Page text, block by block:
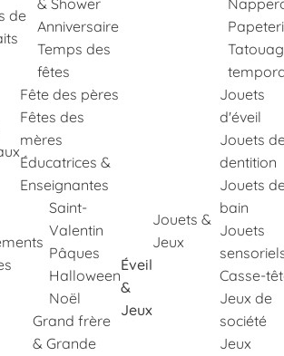
de
& Shower
Anniversaire
Temps des
fêtes
Fête des pères
Fêtes des
mères
Éducatrices &
Enseignantes
Saint-
Valentin
Pâques
Halloween
Noël
Grand frère
& Grande
Éveil
&
Jeux
Jouets &
Jeux
Jouets
d'éveil
Jouets
dentition
Jouets
bain
Jouets
Casse-
Jeux de
société
Jeux